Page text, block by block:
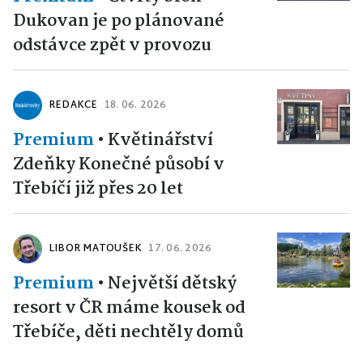
Dukovan je po plánované
odstávce zpět v provozu
REDAKCE 18. 06. 2026
Premium • Květinářství
Zdeňky Konečné působí v
Třebíčí již přes 20 let
LIBOR MATOUŠEK 17. 06. 2026
Premium • Největší dětský
resort v ČR máme kousek od
Třebíče, děti nechtěly domů